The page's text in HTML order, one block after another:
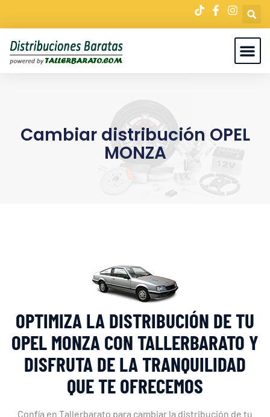
Cambiar distribución OPEL
MONZA
OPTIMIZA LA DISTRIBUCIÓN DE TU
OPEL MONZA CON TALLERBARATO Y
DISFRUTA DE LA TRANQUILIDAD
QUE TE OFRECEMOS
Confía en Tallerbarato para cambiar la distribución de tu